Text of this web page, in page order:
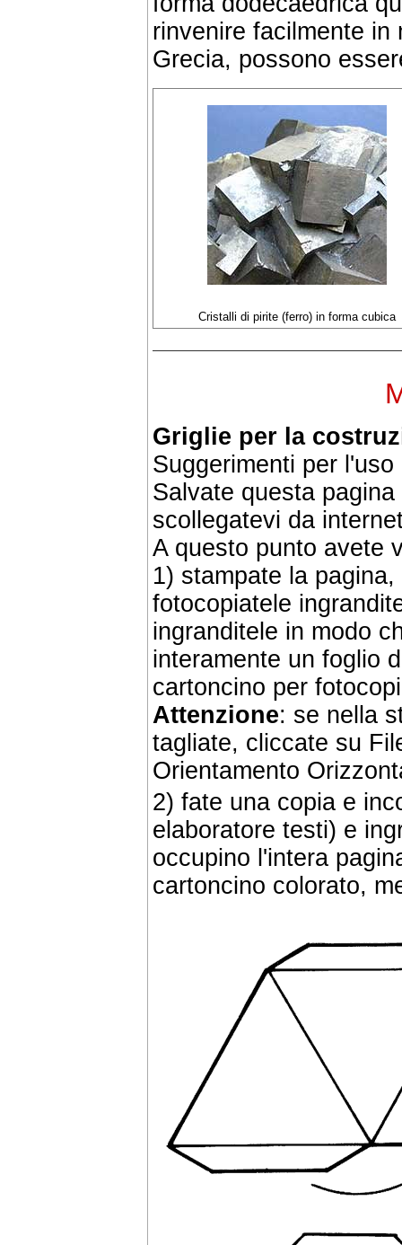
rinvenire facilmente in
Grecia, possono
Cristalli di pirite (ferro) in forma cubica
Griglie per la
Suggerimenti per
Salvate questa
scollegatevi da
A questo punto avete
1) stampate la
fotocopiatele
ingranditele in modo
interamente un foglio
cartoncino per
Attenzione: se nella
tagliate, cliccate su
Orientamento
2) fate una copia e
elaboratore testi) e
occupino l'intera
cartoncino colorato,